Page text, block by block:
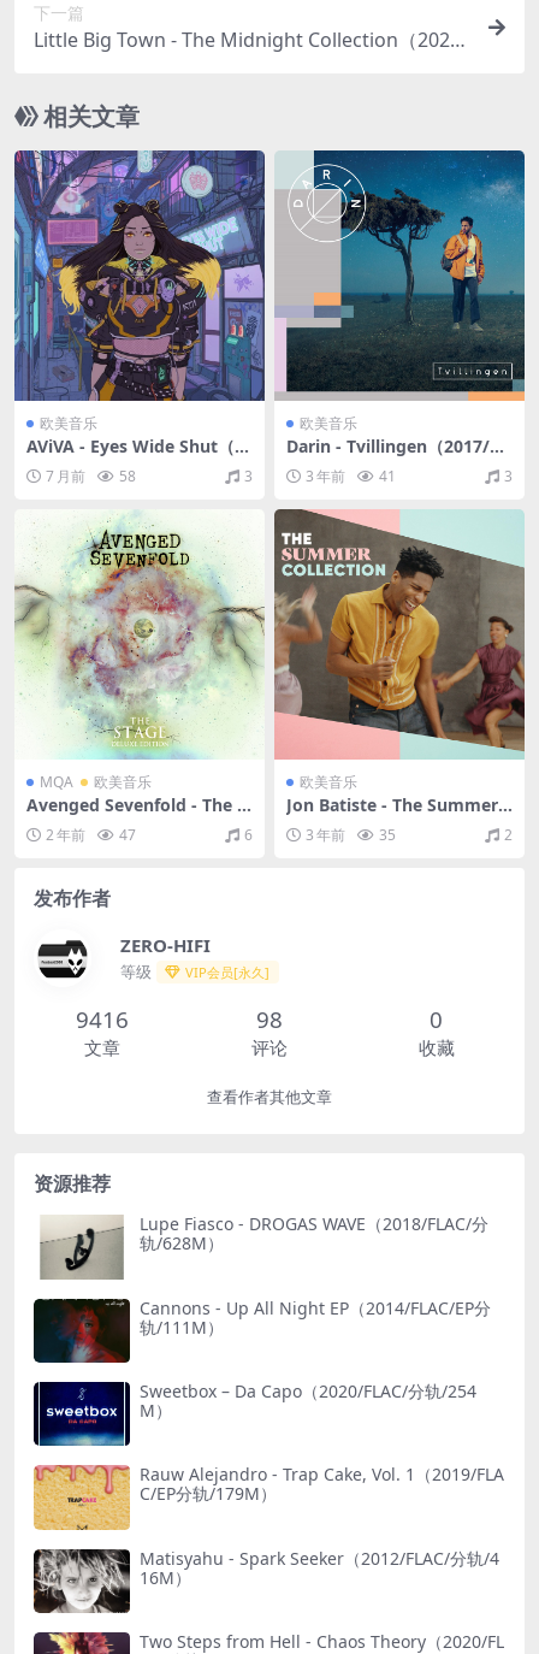
下一篇
Little Big Town - The Midnight Collection（2021/
相关文章
欧美音乐
AViVA - Eyes Wide Shut（2
025/FLAC/分轨/208M）
7 月前 58 3
欧美音乐
Darin - Tvillingen（2017/FL
AC/分轨/222M）
3 年前 41 3
MQA 欧美音乐
Avenged Sevenfold - The S
tage (Deluxe Edition)（201
7/FLAC/分轨/1.59G）(MQA/
2 年前 47 6
欧美音乐
Jon Batiste - The Summer
Collection（2022/FLAC/分
轨/143M）
3 年前 35 2
发布作者
ZERO-HIFI
等级 VIP会员[永久]
9416
文章
98
评论
0
收藏
查看作者其他文章
资源推荐
Lupe Fiasco - DROGAS WAVE（2018/FLAC/分
轨/628M）
Cannons - Up All Night EP（2014/FLAC/EP分
轨/111M）
Sweetbox – Da Capo（2020/FLAC/分轨/254
M）
Rauw Alejandro - Trap Cake, Vol. 1（2019/FLA
C/EP分轨/179M）
Matisyahu - Spark Seeker（2012/FLAC/分轨/4
16M）
Two Steps from Hell - Chaos Theory（2020/FL